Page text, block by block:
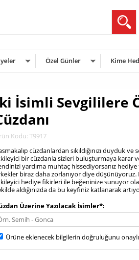
Özel Günler Kime
İsimli Sevgililere
Kodu: T9917
cüzdanlardan sıkıldığınızı duyduk
bir cüzdanla sizleri buluşturmaya karar
yardıma muhtaç hissediyorsanız
biraz daha zorlanıyor diye
hediye fikirleri ile beğeninize sunuyor
aldığınızda da bu keyfiniz katlanarak
Üzerine Yazılacak İsimler*
Ürüne eklenecek bilgilerin doğruluğunu